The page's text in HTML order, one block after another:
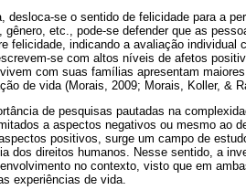
desloca-se o sentido de felicidade para a
gênero, etc., pode-se defender que as
felicidade, indicando a avaliação individual
se com altos níveis de afetos
com suas famílias apresentam
de vida (Morais, 2009; Morais, Koller, &
de pesquisas pautadas na
a aspectos negativos ou mesmo ao
positivos, surge um campo de
dos direitos humanos. Nesse sentido, a
no contexto, visto que em
experiências de vida.